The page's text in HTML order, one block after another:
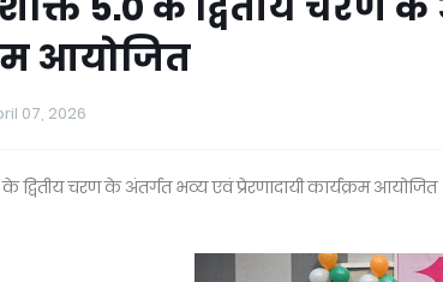
आयोजित
07, 2026
द्वितीय चरण के अंतर्गत भव्य एवं प्रेरणादायी कार्यक्रम आयोजित